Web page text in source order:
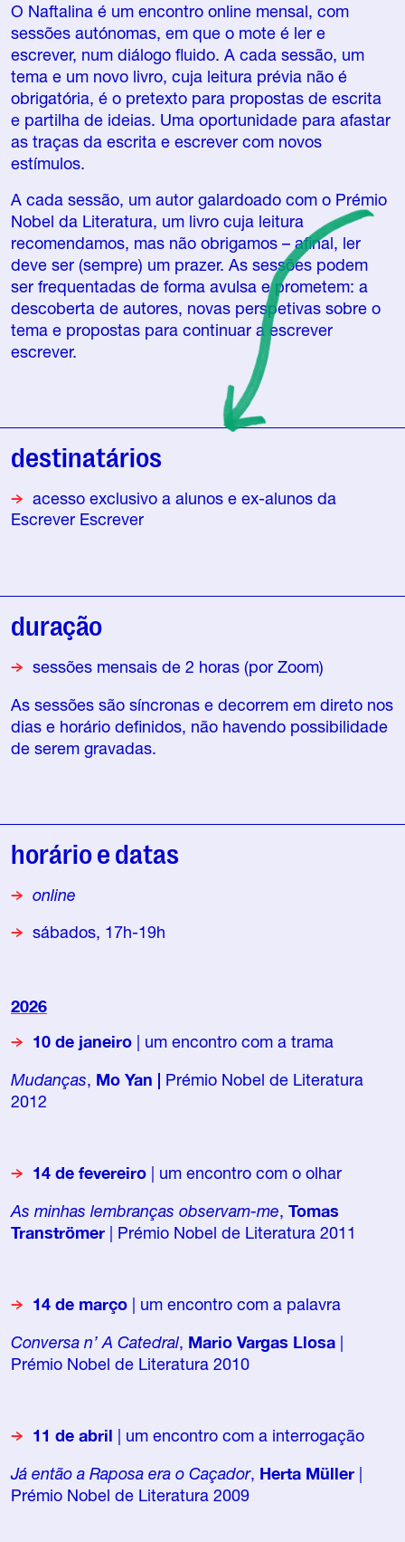
O Naftalina é um encontro online mensal, com
sessões autónomas, em que o mote é ler e
escrever, num diálogo fluido. A cada sessão, um
tema e um novo livro, cuja leitura prévia não é
obrigatória, é o pretexto para propostas de escrita
e partilha de ideias. Uma oportunidade para afastar
as traças da escrita e escrever com novos
estímulos.
A cada sessão, um autor galardoado com o Prémio
Nobel da Literatura, um livro cuja leitura
recomendamos, mas não obrigamos – afinal, ler
deve ser (sempre) um prazer. As sessões podem
ser frequentadas de forma avulsa e prometem: a
descoberta de autores, novas perspetivas sobre o
tema e propostas para continuar a escrever
escrever.
destinatários
acesso exclusivo a alunos e ex-alunos da
Escrever Escrever
duração
sessões mensais de 2 horas (por Zoom)
As sessões são síncronas e decorrem em direto nos
dias e horário definidos, não havendo possibilidade
de serem gravadas.
horário e datas
online
sábados, 17h-19h
2026
10 de janeiro | um encontro com a trama
Mudanças, Mo Yan | Prémio Nobel de Literatura
2012
14 de fevereiro | um encontro com o olhar
As minhas lembranças observam-me, Tomas
Tranströmer | Prémio Nobel de Literatura 2011
14 de março | um encontro com a palavra
Conversa n’ A Catedral, Mario Vargas Llosa |
Prémio Nobel de Literatura 2010
11 de abril | um encontro com a interrogação
Já então a Raposa era o Caçador, Herta Müller |
Prémio Nobel de Literatura 2009